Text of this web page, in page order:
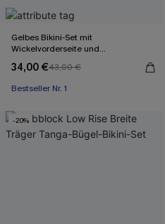
Gelbes Bikini-Set mit
Wickelvorderseite und
34,00 €43,00 €
Bestseller Nr. 1
-20%